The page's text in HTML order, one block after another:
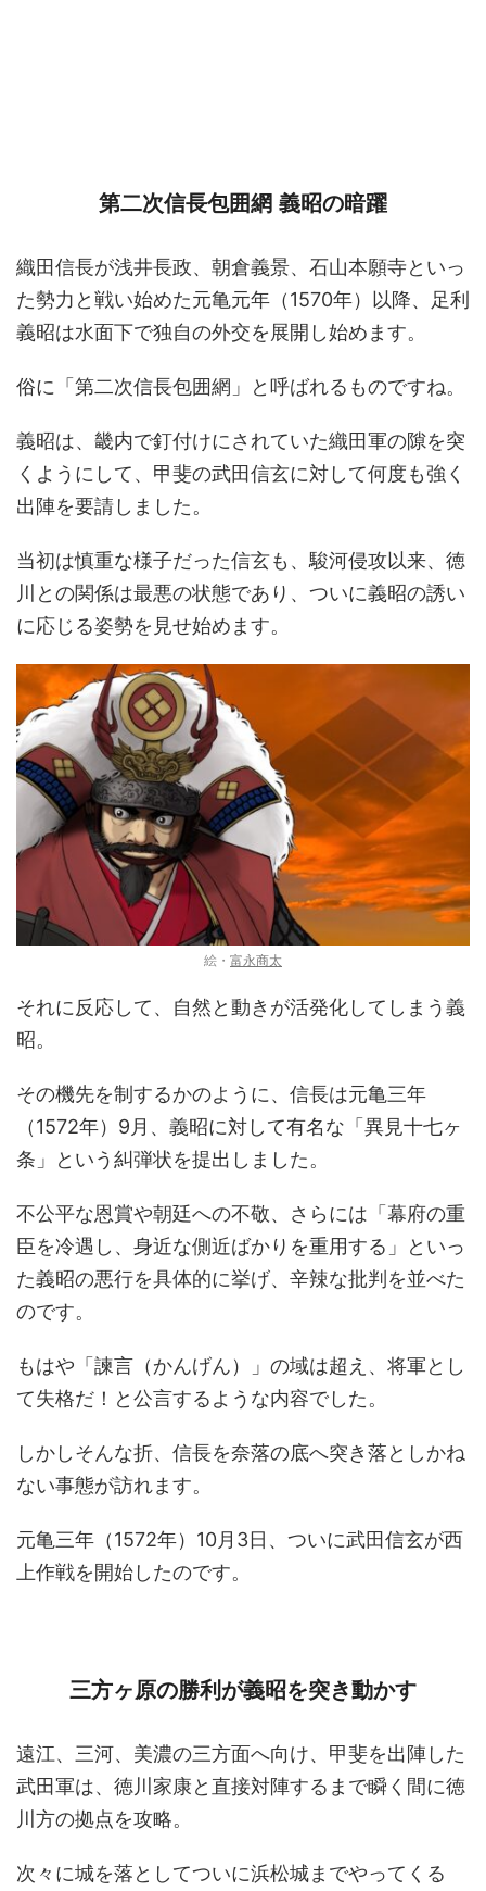
第二次信長包囲網 義昭の暗躍
織田信長が浅井長政、朝倉義景、石山本願寺といっ
た勢力と戦い始めた元亀元年（1570年）以降、足利
義昭は水面下で独自の外交を展開し始めます。
俗に「第二次信長包囲網」と呼ばれるものですね。
義昭は、畿内で釘付けにされていた織田軍の隙を突
くようにして、甲斐の武田信玄に対して何度も強く
出陣を要請しました。
当初は慎重な様子だった信玄も、駿河侵攻以来、徳
川との関係は最悪の状態であり、ついに義昭の誘い
に応じる姿勢を見せ始めます。
絵・ 富永商太
それに反応して、自然と動きが活発化してしまう義
昭。
その機先を制するかのように、信長は元亀三年
（1572年）9月、義昭に対して有名な「異見十七ヶ
条」という糾弾状を提出しました。
不公平な恩賞や朝廷への不敬、さらには「幕府の重
臣を冷遇し、身近な側近ばかりを重用する」といっ
た義昭の悪行を具体的に挙げ、辛辣な批判を並べた
のです。
もはや「諫言（かんげん）」の域は超え、将軍とし
て失格だ！と公言するような内容でした。
しかしそんな折、信長を奈落の底へ突き落としかね
ない事態が訪れます。
元亀三年（1572年）10月3日、ついに武田信玄が西
上作戦を開始したのです。
三方ヶ原の勝利が義昭を突き動かす
遠江、三河、美濃の三方面へ向け、甲斐を出陣した
武田軍は、徳川家康と直接対陣するまで瞬く間に徳
川方の拠点を攻略。
次々に城を落としてついに浜松城までやってくる